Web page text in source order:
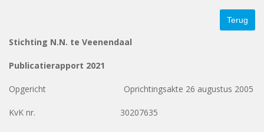
Terug
Stichting N.N. te Veenendaal
Publicatierapport 2021
Opgericht Oprichtingsakte 26 augustus 2005
KvK nr. 30207635